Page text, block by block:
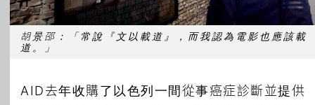
胡景邵：「常說『文以載道』，而我認為電影也應該載
道。」
AID去年收購了以色列一間從事癌症診斷並提供